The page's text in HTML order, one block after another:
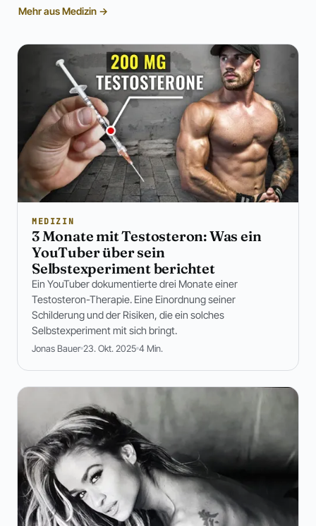
Mehr aus Medizin →
MEDIZIN
3 Monate mit Testosteron: Was ein
YouTuber über sein
Selbstexperiment berichtet
Ein YouTuber dokumentierte drei Monate einer
Testosteron-Therapie. Eine Einordnung seiner
Schilderung und der Risiken, die ein solches
Selbstexperiment mit sich bringt.
Jonas Bauer 23. Okt. 2025 4 Min.